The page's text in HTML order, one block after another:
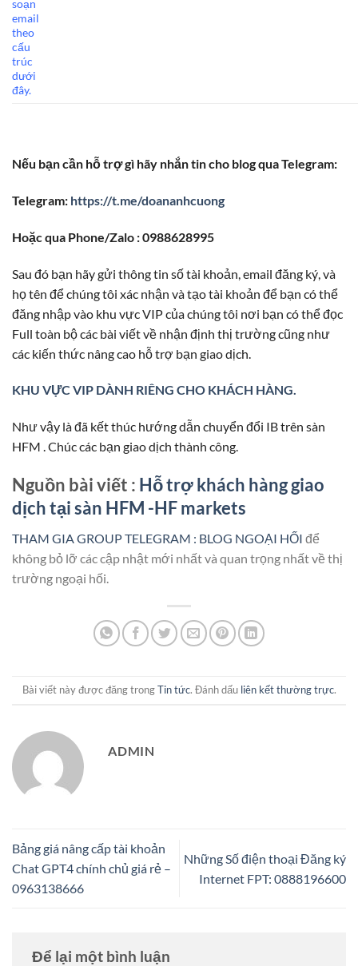
soạn
email
theo
cấu
trúc
dưới
đây.
Nếu bạn cần hỗ trợ gì hãy nhắn tin cho blog qua Telegram:
Telegram: https://t.me/doananhcuong
Hoặc qua Phone/Zalo : 0988628995
Sau đó bạn hãy gửi thông tin số tài khoản, email đăng ký, và
họ tên để chúng tôi xác nhận và tạo tài khoản để bạn có thể
đăng nhập vào khu vực VIP của chúng tôi nơi bạn có thể đọc
Full toàn bộ các bài viết về nhận định thị trường cũng như
các kiến thức nâng cao hỗ trợ bạn giao dịch.
KHU VỰC VIP DÀNH RIÊNG CHO KHÁCH HÀNG.
Như vậy là đã kết thúc hướng dẫn chuyển đổi IB trên sàn
HFM . Chúc các bạn giao dịch thành công.
Nguồn bài viết : Hỗ trợ khách hàng giao
dịch tại sàn HFM -HF markets
THAM GIA GROUP TELEGRAM : BLOG NGOẠI HỐI để
không bỏ lỡ các cập nhật mới nhất và quan trọng nhất về thị
trường ngoại hối.
Bài viết này được đăng trongTin tức. Đánh dấu liên kết thường trực.
ADMIN
Bảng giá nâng cấp tài khoản
Chat GPT4 chính chủ giá rẻ –
0963138666
Những Số điện thoại Đăng ký
Internet FPT: 0888196600
Để lại một bình luận